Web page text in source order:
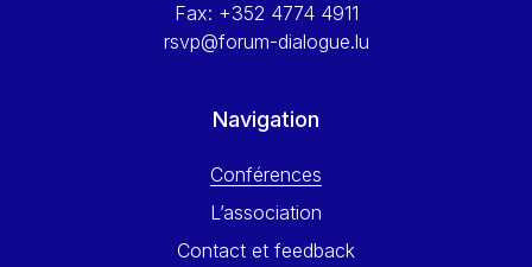
Fax: +352 4774 4911
rsvp@forum-dialogue.lu
Navigation
Conférences
L’association
Contact et feedback